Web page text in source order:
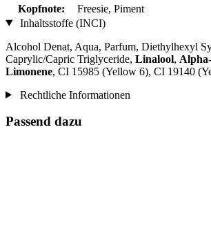
Kopfnote:
Freesie, Piment
Inhaltsstoffe (INCI)
Alcohol Denat, Aqua, Parfum, Diethylhexyl
Caprylic/Capric Triglyceride, Linalool,
Limonene, CI 15985 (Yellow 6), CI 19140
Rechtliche Informationen
Passend dazu